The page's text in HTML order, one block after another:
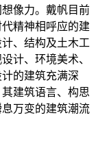
像力。戴帆目前
精神相呼应的建
、结构及土木工
计、环境美术、
的建筑充满深
建筑语言、构思
万变的建筑潮流